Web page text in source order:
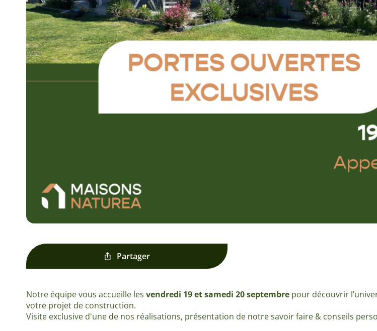
Partager
Notre équipe vous accueille les vendredi 19 et samedi 20 septembre pour découvrir
votre projet de construction.
Visite exclusive d'une de nos réalisations, présentation de notre savoir faire & conseils